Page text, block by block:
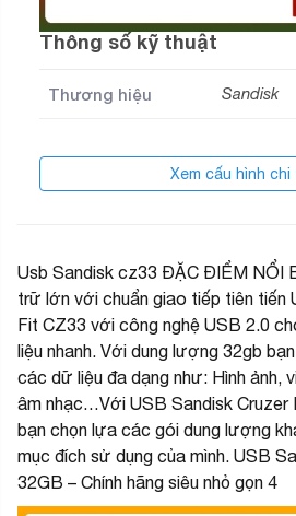
Thông số kỹ thuật
Thương hiệu Sandisk
Xem cấu hình
Usb Sandisk cz33 ĐẶC ĐIỂM NỔI
trữ lớn với chuẩn giao tiếp tiên tiến
Fit CZ33 với công nghệ USB 2.0
liệu nhanh. Với dung lượng 32gb
các dữ liệu đa dạng như: Hình ảnh,
âm nhạc…Với USB Sandisk Cruzer
bạn chọn lựa các gói dung lượng
mục đích sử dụng của mình. USB
32GB – Chính hãng siêu nhỏ gọn 4